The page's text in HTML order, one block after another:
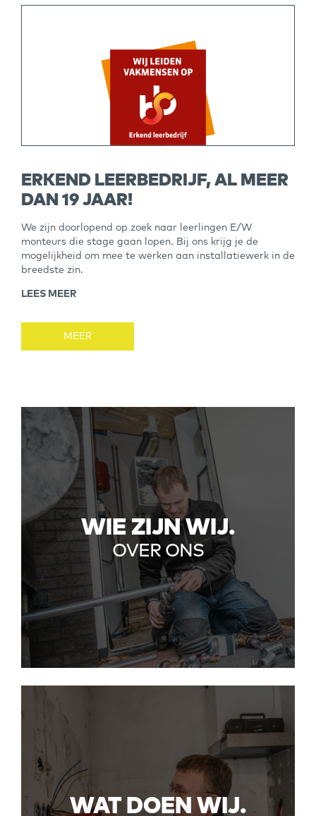
ERKEND LEERBEDRIJF, AL MEER
DAN 19 JAAR!
We zijn doorlopend op zoek naar leerlingen E/W
monteurs die stage gaan lopen. Bij ons krijg je de
mogelijkheid om mee te werken aan installatiewerk in de
breedste zin.
LEES MEER
MEER
WIE ZIJN WIJ.
OVER ONS
WAT DOEN WIJ.